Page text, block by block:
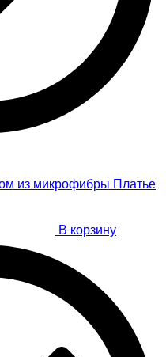
В корзину
из микрофибры Платье